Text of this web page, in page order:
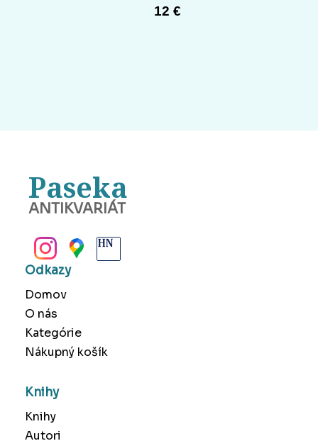
12 €
Paseka
ANTIKVARIÁT
Odkazy
Domov
O nás
Kategórie
Nákupný košík
Knihy
Knihy
Autori